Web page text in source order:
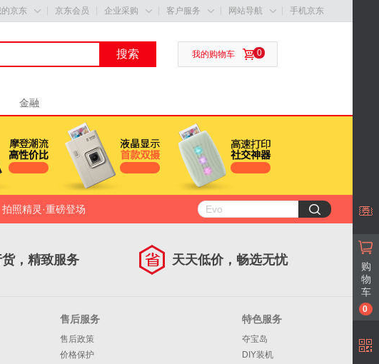
京东  京东会员 企业采购  客户服务  网站导航  手机京东
搜索 0
我的购物车
金融
拍照精灵·重磅登场
，精致服务 天天低价，畅选无忧
售后服务
售后政策
价格保护
特色服务
夺宝岛
DIY装机
购
物
车
0